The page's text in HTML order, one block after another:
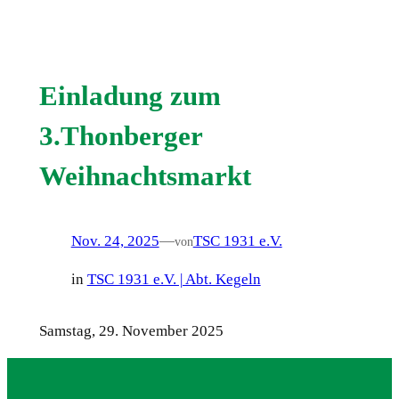
Einladung zum
3.Thonberger
Weihnachtsmarkt
Nov. 24, 2025—vonTSC 1931 e.V.
in TSC 1931 e.V. | Abt. Kegeln
Samstag, 29. November 2025